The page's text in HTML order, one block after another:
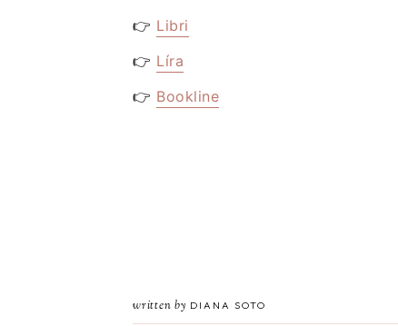
👉 Libri
👉 Líra
👉 Bookline
written by DIANA SOTO